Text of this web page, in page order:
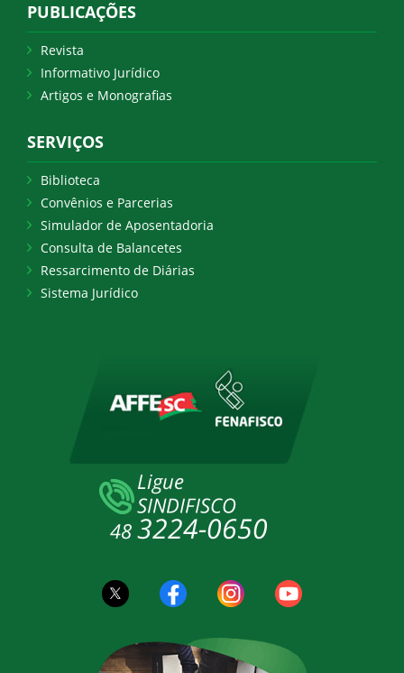
PUBLICAÇÕES
Revista
Informativo Jurídico
Artigos e Monografias
SERVIÇOS
Biblioteca
Convênios e Parcerias
Simulador de Aposentadoria
Consulta de Balancetes
Ressarcimento de Diárias
Sistema Jurídico